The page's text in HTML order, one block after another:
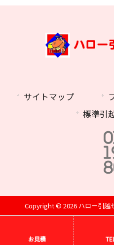
サイトマップ
標準引
Copyright © 2026 ハロー引越
お見積